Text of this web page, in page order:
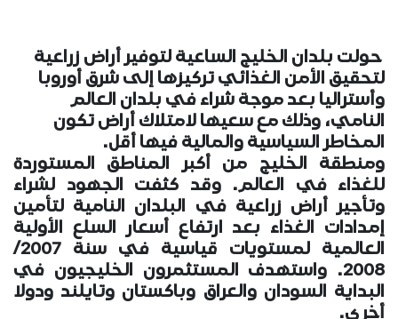
حولت بلدان الخليج الساعية لتوفير أراض زراعية
لتحقيق الأمن الغذائي تركيزها إلى شرق أوروبا
وأستراليا بعد موجة شراء في بلدان العالم
النامي، وذلك مع سعيها لامتلاك أراض تكون
المخاطر السياسية والمالية فيها أقل.
ومنطقة الخليج من أكبر المناطق المستوردة
للغذاء في العالم. وقد كثفت الجهود لشراء
وتأجير أراض زراعية في البلدان النامية لتأمين
إمدادات الغذاء بعد ارتفاع أسعار السلع الأولية
العالمية لمستويات قياسية في سنة 2007/
2008. واستهدف المستثمرون الخليجيون في
البداية السودان والعراق وباكستان وتايلند ودولا
أخرى.